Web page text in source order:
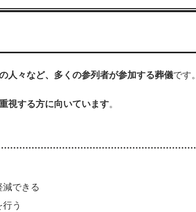
人々など、多くの参列者が参加する葬儀です。
視する方に向いています。
できる
う